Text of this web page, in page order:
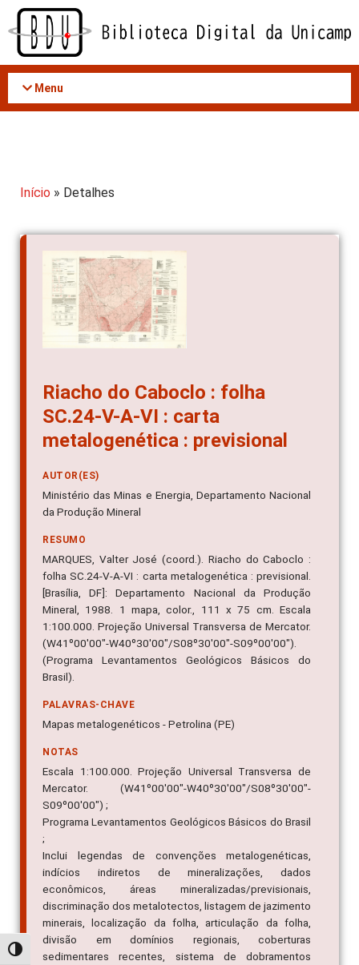
Acessar
conteúdo
Alternar alto contraste
Menu
Início » Detalhes
Riacho do Caboclo : folha
SC.24-V-A-VI : carta
metalogenética : previsional
AUTOR(ES)
Ministério das Minas e Energia, Departamento Nacional
da Produção Mineral
RESUMO
MARQUES, Valter José (coord.). Riacho do Caboclo :
folha SC.24-V-A-VI : carta metalogenética : previsional.
[Brasília, DF]: Departamento Nacional da Produção
Mineral, 1988. 1 mapa, color., 111 x 75 cm. Escala
1:100.000. Projeção Universal Transversa de Mercator.
(W41º00'00"-W40º30'00"/S08º30'00"-S09º00'00").
(Programa Levantamentos Geológicos Básicos do
Brasil).
PALAVRAS-CHAVE
Mapas metalogenéticos - Petrolina (PE)
NOTAS
Escala 1:100.000. Projeção Universal Transversa de
Mercator. (W41º00'00"-W40º30'00"/S08º30'00"-
S09º00'00") ;
Programa Levantamentos Geológicos Básicos do Brasil
;
Inclui legendas de convenções metalogenéticas,
indícios indiretos de mineralizações, dados
econômicos, áreas mineralizadas/previsionais,
discriminação dos metalotectos, listagem de jazimento
minerais, localização da folha, articulação da folha,
divisão em domínios regionais, coberturas
sedimentares recentes, sistema de dobramentos